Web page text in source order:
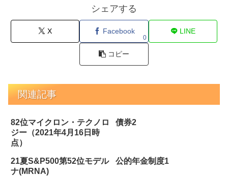
シェアする
X Facebook
0
LINE
コピー
関連記事
82位マイクロン・テクノロ
ジー（2021年4月16日時
点）
債券2
21夏S&P500第52位モデル
ナ(MRNA)
公的年金制度1